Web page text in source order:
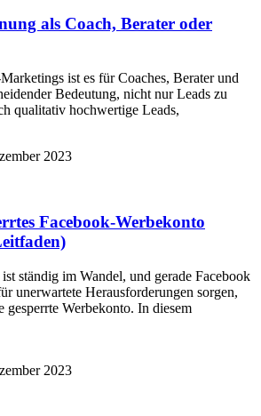
als Coach, Berater oder
ist es für Coaches, Berater und
Bedeutung, nicht nur Leads zu
qualitativ hochwertige Leads,
2023
Facebook-Werbekonto
ständig im Wandel, und gerade Facebook
unerwartete Herausforderungen sorgen,
gesperrte Werbekonto. In diesem
2023